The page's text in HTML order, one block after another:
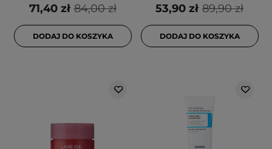
84,00 zł
71,40 zł
DODAJ DO KOSZYKA
89,90 zł
53,90 zł
DODAJ DO KOSZYKA